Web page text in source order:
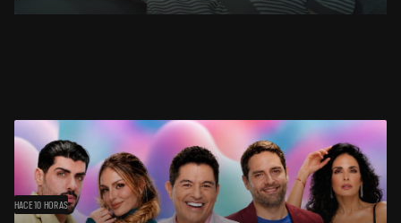
HACE 10 HORAS